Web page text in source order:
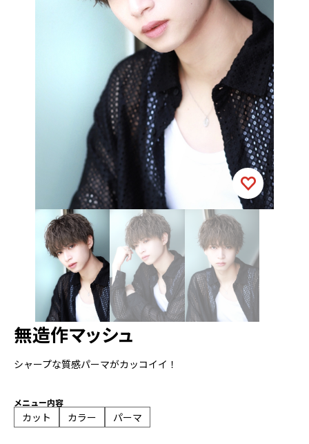
無造作マッシュ
シャープな質感パーマがカッコイイ！
メニュー内容
カット カラー パーマ